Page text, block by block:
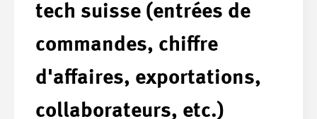
tech suisse (entrées de
commandes, chiffre
d'affaires, exportations,
collaborateurs, etc.)